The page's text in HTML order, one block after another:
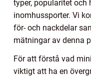
typer, popularitet och
inomhussporter. Vi
för- och nackdelar
mätningar av denna
För att förstå vad
viktigt att ha en